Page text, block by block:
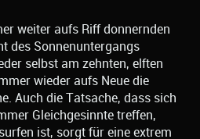
weiter aufs Riff donnernden
des Sonnenuntergangs
selbst am zehnten, elften
wieder aufs Neue die
Auch die Tatsache, dass sich
Gleichgesinnte treffen,
ist, sorgt für eine extrem